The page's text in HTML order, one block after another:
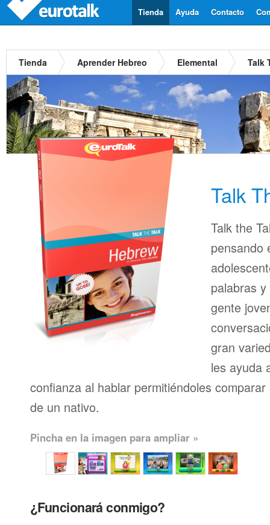
Contacto
Ayuda
Tienda
Tienda Aprender Hebreo Elemental Talk
Talk
Talk the
pensando
palabras
gente
gran
les ayuda
confianza al hablar permitiéndoles
de un nativo.
Pincha en la imagen para ampliar »
¿Funcionará conmigo?